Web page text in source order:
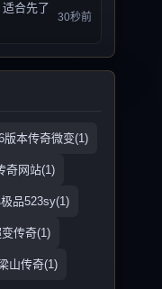
合先了
30秒前
版本传奇微变(1)
奇网站(1)
品523sy(1)
传奇(1)
山传奇(1)